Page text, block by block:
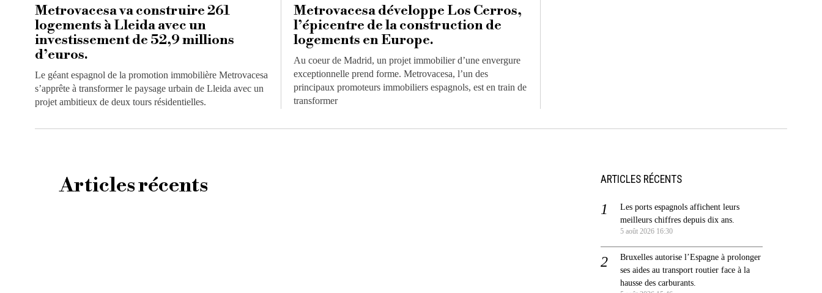
Metrovacesa va construire 261
logements à Lleida avec un
investissement de 52,9 millions
d’euros.
Le géant espagnol de la promotion immobilière Metrovacesa
s’apprête à transformer le paysage urbain de Lleida avec un
projet ambitieux de deux tours résidentielles.
Metrovacesa développe Los Cerros,
l’épicentre de la construction de
logements en Europe.
Au coeur de Madrid, un projet immobilier d’une envergure
exceptionnelle prend forme. Metrovacesa, l’un des
principaux promoteurs immobiliers espagnols, est en train de
transformer
Articles récents ARTICLES RÉCENTS
Les ports espagnols affichent leurs
meilleurs chiffres depuis dix ans.
5 août 2026 16:30
Bruxelles autorise l’Espagne à prolonger
ses aides au transport routier face à la
hausse des carburants.